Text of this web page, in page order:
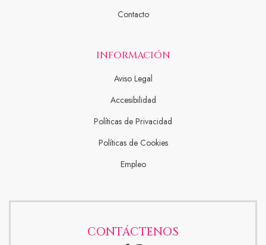
Contacto
INFORMACIÓN
Aviso Legal
Accesibilidad
Políticas de Privacidad
Políticas de Cookies
Empleo
CONTÁCTENOS